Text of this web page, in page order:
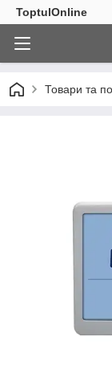
ToptulOnline
Товари та